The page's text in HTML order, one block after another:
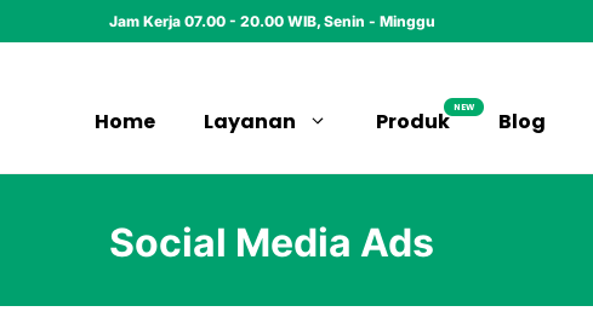
Jam Kerja 07.00 - 20.00 WIB, Senin - Minggu
Home Layanan Produk
NEW
Blog
Social Media Ads